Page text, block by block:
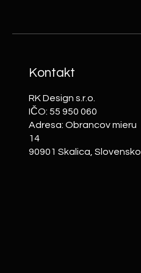
Kontakt
RK Design s.r.o.
IČO: 55 950 060
Adresa: Obrancov mieru
14
90901 Skalica, Slovensko